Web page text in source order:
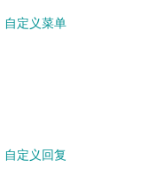
自定义菜单
自定义回复